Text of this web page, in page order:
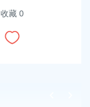
收藏 0